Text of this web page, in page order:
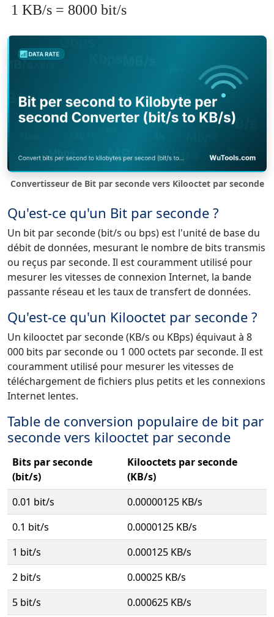
1 KB/s = 8000 bit/s
Convertisseur de Bit par seconde vers Kilooctet par seconde
Qu'est-ce qu'un Bit par seconde ?
Un bit par seconde (bit/s ou bps) est l'unité de base du
débit de données, mesurant le nombre de bits transmis
ou reçus par seconde. Il est couramment utilisé pour
mesurer les vitesses de connexion Internet, la bande
passante réseau et les taux de transfert de données.
Qu'est-ce qu'un Kilooctet par seconde ?
Un kilooctet par seconde (KB/s ou KBps) équivaut à 8
000 bits par seconde ou 1 000 octets par seconde. Il est
couramment utilisé pour mesurer les vitesses de
téléchargement de fichiers plus petits et les connexions
Internet lentes.
Table de conversion populaire de bit par
seconde vers kilooctet par seconde
Bits par seconde
(bit/s)
Kilooctets par seconde
(KB/s)
0.01 bit/s
0.00000125 KB/s
0.1 bit/s
0.0000125 KB/s
1 bit/s
0.000125 KB/s
2 bit/s
0.00025 KB/s
5 bit/s
0.000625 KB/s